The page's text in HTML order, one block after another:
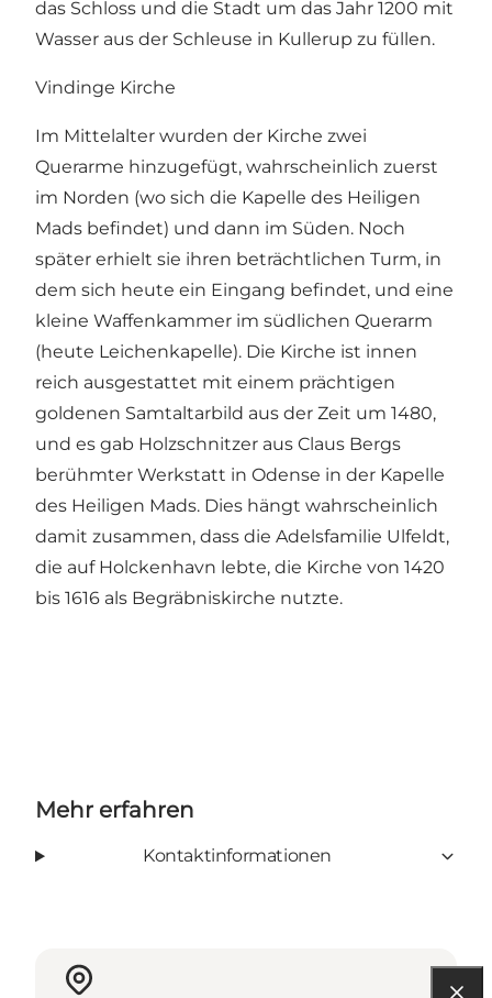
das Schloss und die Stadt um das Jahr 1200 mit
Wasser aus der Schleuse in Kullerup zu füllen.
Vindinge Kirche
Im Mittelalter wurden der Kirche zwei
Querarme hinzugefügt, wahrscheinlich zuerst
im Norden (wo sich die Kapelle des Heiligen
Mads befindet) und dann im Süden. Noch
später erhielt sie ihren beträchtlichen Turm, in
dem sich heute ein Eingang befindet, und eine
kleine Waffenkammer im südlichen Querarm
(heute Leichenkapelle). Die Kirche ist innen
reich ausgestattet mit einem prächtigen
goldenen Samtaltarbild aus der Zeit um 1480,
und es gab Holzschnitzer aus Claus Bergs
berühmter Werkstatt in Odense in der Kapelle
des Heiligen Mads. Dies hängt wahrscheinlich
damit zusammen, dass die Adelsfamilie Ulfeldt,
die auf Holckenhavn lebte, die Kirche von 1420
bis 1616 als Begräbniskirche nutzte.
Mehr erfahren
Kontaktinformationen